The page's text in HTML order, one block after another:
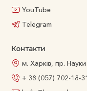
YouTube
Telegram
Контакти
м. Харків, пр.
+ 38 (057) 702-18-31